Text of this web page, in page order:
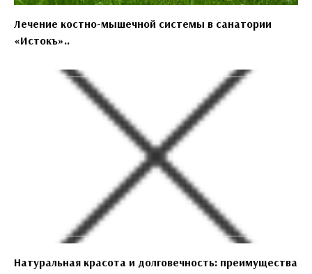
Лечение костно-мышечной системы в санатории
«Истокъ»..
Натуральная красота и долговечность: преимущества